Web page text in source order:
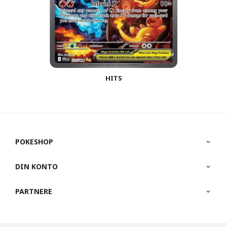
HITS
POKESHOP
DIN KONTO
PARTNERE